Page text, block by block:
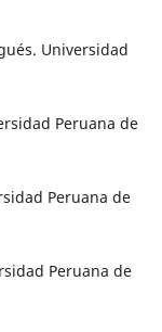
Universidad
Peruana de
Peruana de
Peruana de